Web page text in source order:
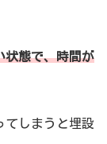
状態で、時間が
てしまうと埋設